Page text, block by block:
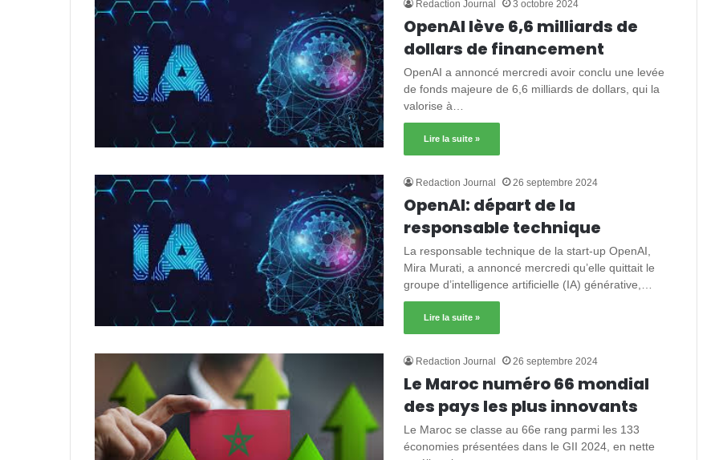
Redaction Journal 3 octobre 2024
OpenAI lève 6,6 milliards de
dollars de financement
OpenAI a annoncé mercredi avoir conclu une levée
de fonds majeure de 6,6 milliards de dollars, qui la
valorise à…
Lire la suite »
Redaction Journal 26 septembre 2024
OpenAI: départ de la
responsable technique
La responsable technique de la start-up OpenAI,
Mira Murati, a annoncé mercredi qu’elle quittait le
groupe d’intelligence artificielle (IA) générative,…
Lire la suite »
Redaction Journal 26 septembre 2024
Le Maroc numéro 66 mondial
des pays les plus innovants
Le Maroc se classe au 66e rang parmi les 133
économies présentées dans le GII 2024, en nette